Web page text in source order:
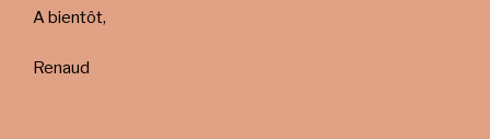
A bientôt,
Renaud